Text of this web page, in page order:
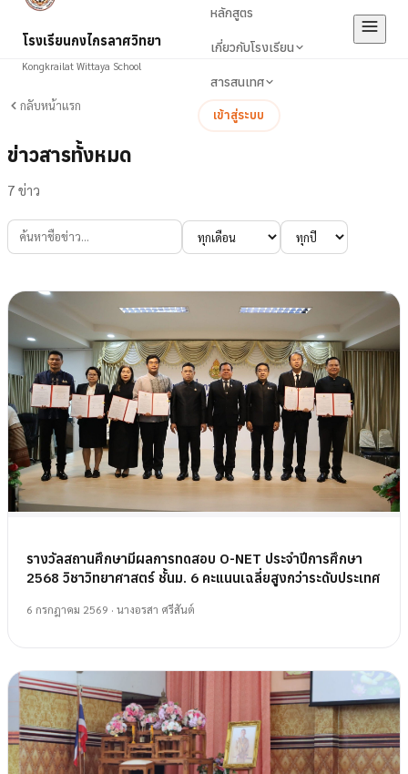
โรงเรียนกงไกรลาศวิทยา
Kongkrailat Wittaya School
หลักสูตร
เกี่ยวกับโรงเรียน
สารสนเทศ
เข้าสู่ระบบ
กลับหน้าแรก
ข่าวสารทั้งหมด
7 ข่าว
รางวัลสถานศึกษามีผลการทดสอบ O-NET ประจำปีการศึกษา
2568 วิชาวิทยาศาสตร์ ชั้นม. 6 คะแนนเฉลี่ยสูงกว่าระดับประเทศ
6 กรกฎาคม 2569 · นางอรสา ศรีสันต์